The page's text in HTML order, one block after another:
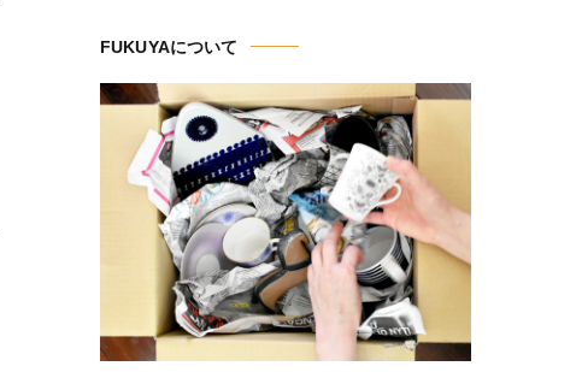
FUKUYAについて